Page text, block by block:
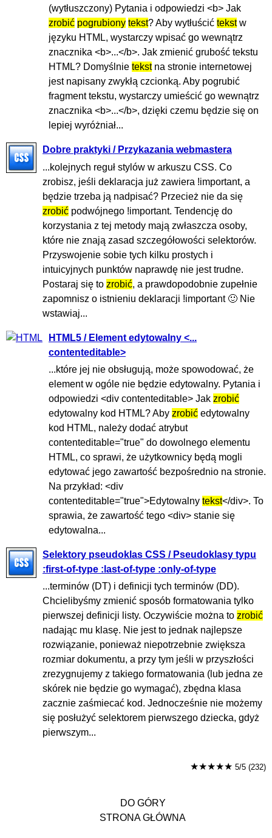
(wytłuszczony) Pytania i odpowiedzi <b> Jak
zrobić pogrubiony tekst? Aby wytłuścić tekstw
języku HTML, wystarczy wpisać go wewnątrz
znacznika <b>...</b>. Jak zmienić grubość tekstu
HTML? Domyślnie tekstna stronie internetowej
jest napisany zwykłą czcionką. Aby pogrubić
fragment tekstu, wystarczy umieścić go wewnątrz
znacznika <b>...</b>, dzięki czemu będzie się on
lepiej wyróżniał...
Dobre praktyki / Przykazania webmastera
...kolejnych reguł stylów w arkuszu CSS. Co
zrobisz, jeśli deklaracja już zawiera !important, a
będzie trzeba ją nadpisać? Przecież nie da się
zrobić podwójnego !important. Tendencję do
korzystania z tej metody mają zwłaszcza osoby,
które nie znają zasad szczegółowości selektorów.
Przyswojenie sobie tych kilku prostych i
intuicyjnych punktów naprawdę nie jest trudne.
Postaraj się to zrobić, a prawdopodobnie zupełnie
zapomnisz o istnieniu deklaracji !important 🙂 Nie
wstawiaj...
HTML5 / Element edytowalny <...
contenteditable>
...które jej nie obsługują, może spowodować, że
element w ogóle nie będzie edytowalny. Pytania i
odpowiedzi <div contenteditable> Jak zrobić
edytowalny kod HTML? Aby zrobić edytowalny
kod HTML, należy dodać atrybut
contenteditable="true" do dowolnego elementu
HTML, co sprawi, że użytkownicy będą mogli
edytować jego zawartość bezpośrednio na stronie.
Na przykład: <div
contenteditable="true">Edytowalny tekst</div>. To
sprawia, że zawartość tego <div> stanie się
edytowalna...
Selektory pseudoklas CSS / Pseudoklasy typu
:first-of-type :last-of-type :only-of-type
...terminów (DT) i definicji tych terminów (DD).
Chcielibyśmy zmienić sposób formatowania tylko
pierwszej definicji listy. Oczywiście można to zrobić
nadając mu klasę. Nie jest to jednak najlepsze
rozwiązanie, ponieważ niepotrzebnie zwiększa
rozmiar dokumentu, a przy tym jeśli w przyszłości
zrezygnujemy z takiego formatowania (lub jedna ze
skórek nie będzie go wymagać), zbędna klasa
zacznie zaśmiecać kod. Jednocześnie nie możemy
się posłużyć selektorem pierwszego dziecka, gdyż
pierwszym...
★★★★★ 5/5 (232)
DO GÓRY
STRONA GŁÓWNA